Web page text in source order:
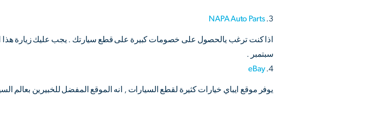
3.
NAPA Auto Parts
اذا كنت ترغب يالحصول على خصومات كبيرة على قطع سيارتك . يجب عليك زيارة هذا
سبتمبر .
4.
eBay
يوفر موقع ايباي خيارات كثيرة لقطع السيارات , انه الموقع المفضل للخبيرين